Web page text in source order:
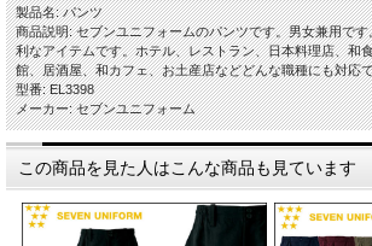
製品名: パンツ
商品説明: セブンユニフォームのパンツです。男女兼用で
利なアイテムです。ホテル、レストラン、日本料理店、和
館、居酒屋、和カフェ、お土産店などどんな職種にも対応
型番: EL3398
メーカー: セブンユニフォーム
この商品を見た人はこんな商品も見ています